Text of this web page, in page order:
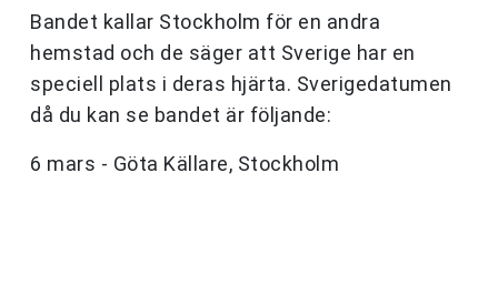
Bandet kallar Stockholm för en andra
hemstad och de säger att Sverige har en
speciell plats i deras hjärta. Sverigedatumen
då du kan se bandet är följande:
6 mars - Göta Källare, Stockholm